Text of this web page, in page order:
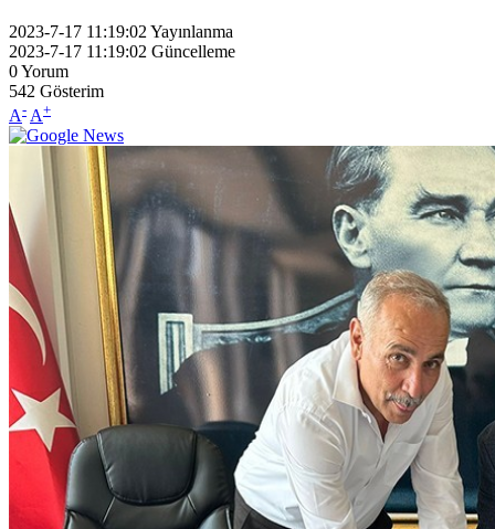
2023-7-17 11:19:02 Yayınlanma
2023-7-17 11:19:02 Güncelleme
0Yorum
542 Gösterim
A- A+